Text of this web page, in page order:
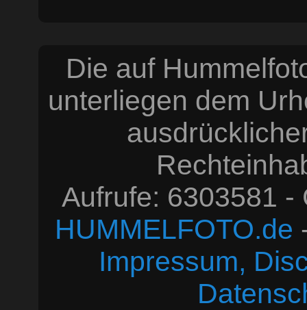
Die auf
unterliegen dem
Aufrufe: 6303581
HUMMELFOTO.de
Impressum,